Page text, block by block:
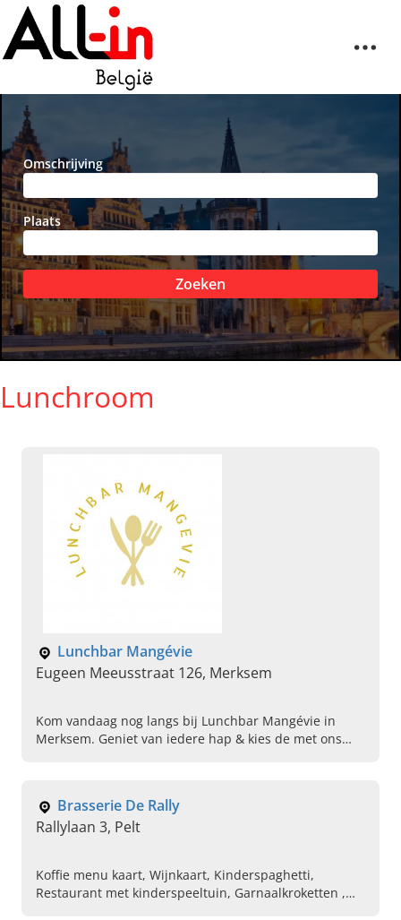
Omschrijving
Plaats
Zoeken
Lunchroom
Lunchbar Mangévie
Eugeen Meeusstraat 126, Merksem
Kom vandaag nog langs bij Lunchbar Mangévie in
Merksem. Geniet van iedere hap & kies de met ons
Brasserie De Rally
Rallylaan 3, Pelt
Koffie menu kaart, Wijnkaart, Kinderspaghetti,
Restaurant met kinderspeeltuin, Garnaalkroketten ,